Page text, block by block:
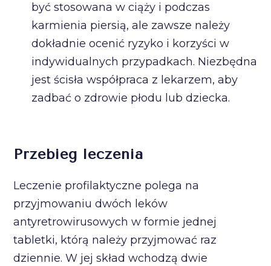
być stosowana w ciąży i podczas
karmienia piersią, ale zawsze należy
dokładnie ocenić ryzyko i korzyści w
indywidualnych przypadkach. Niezbędna
jest ścisła współpraca z lekarzem, aby
zadbać o zdrowie płodu lub dziecka.
Przebieg leczenia
Leczenie profilaktyczne polega na
przyjmowaniu dwóch leków
antyretrowirusowych w formie jednej
tabletki, którą należy przyjmować raz
dziennie. W jej skład wchodzą dwie